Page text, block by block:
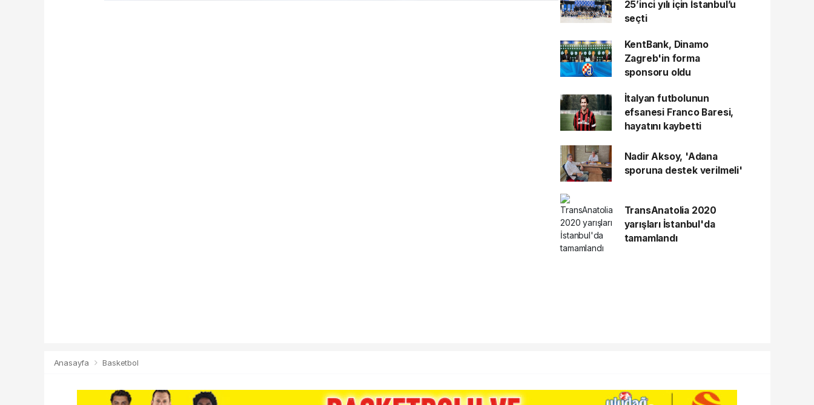
25’inci yılı için İstanbul’u
seçti
KentBank, Dinamo
Zagreb'in forma
sponsoru oldu
İtalyan futbolunun
efsanesi Franco Baresi,
hayatını kaybetti
Nadir Aksoy, 'Adana
sporuna destek verilmeli'
TransAnatolia 2020
yarışları İstanbul'da
tamamlandı
Anasayfa Basketbol